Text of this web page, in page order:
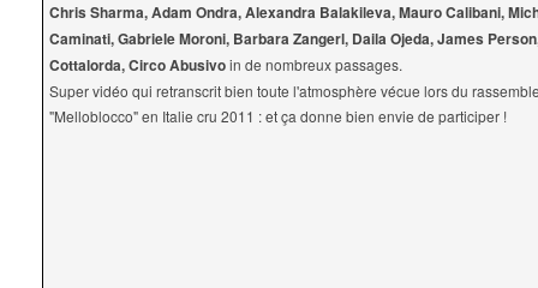
Chris Sharma, Adam Ondra, Alexandra Balakileva, Mauro Calibani,
Caminati, Gabriele Moroni, Barbara Zangerl, Daila Ojeda, James
Cottalorda, Circo Abusivoin de nombreux passages.
Super vidéo qui retranscrit bien toute l'atmosphère vécue lors du
"Melloblocco" en Italie cru 2011 : et ça donne bien envie de participer !